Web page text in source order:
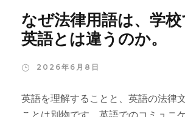
なぜ法律用語は、学
英語とは違うのか。
2026年6月8日
英語を理解することと、英語の法律